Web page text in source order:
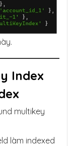
Index
multikey
làm indexed